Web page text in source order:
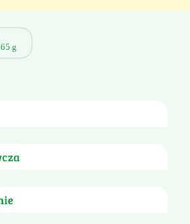
g
i gluten, Siarczyny (>
.